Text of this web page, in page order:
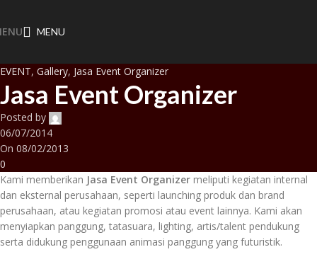
MENU
EVENT, Gallery, Jasa Event Organizer
Jasa Event Organizer
Posted by
06/07/2014
On 08/02/2013
0
Kami memberikan Jasa Event Organizer meliputi kegiatan internal
dan eksternal perusahaan, seperti launching produk dan brand
perusahaan, atau kegiatan promosi atau event lainnya. Kami akan
menyiapkan panggung, tatasuara, lighting, artis/talent pendukung
serta didukung penggunaan animasi panggung yang futuristik.